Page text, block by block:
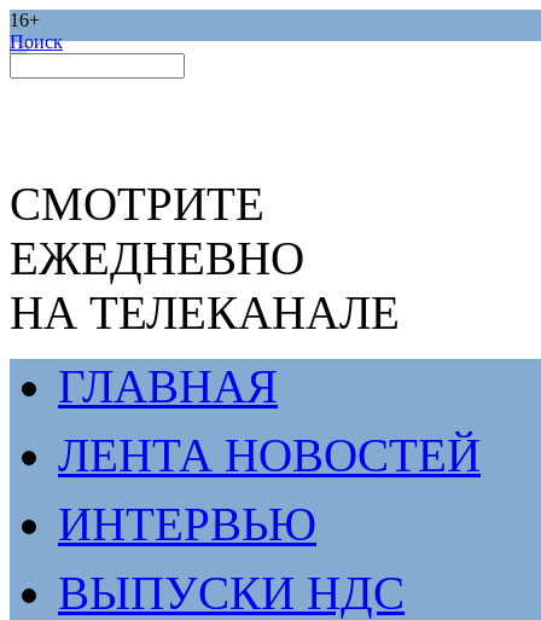
16+
Поиск
СМОТРИТЕ
ЕЖЕДНЕВНО
НА ТЕЛЕКАНАЛЕ
ГЛАВНАЯ
ЛЕНТА НОВОСТЕЙ
ИНТЕРВЬЮ
ВЫПУСКИ НДС